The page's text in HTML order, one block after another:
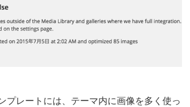
プレートには、テーマ内に画像を多く使っ